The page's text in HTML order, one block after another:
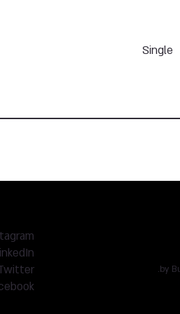
Single